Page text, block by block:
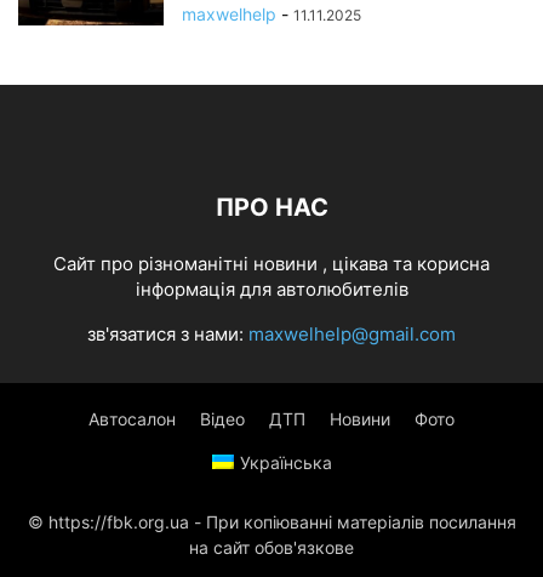
maxwelhelp - 11.11.2025
ПРО НАС
Cайт про різноманітні новини , цікава та корисна
інформація для автолюбителів
зв'язатися з нами: maxwelhelp@gmail.com
Автосалон Відео ДТП Новини Фото
Українська
© https://fbk.org.ua - При копіюванні матеріалів посилання
на сайт обов'язкове